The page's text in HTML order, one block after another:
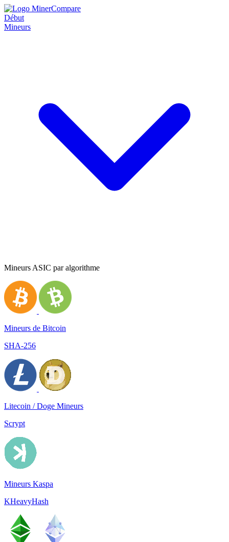
Début
Mineurs
Mineurs ASIC par algorithme
Mineurs de Bitcoin
SHA-256
Litecoin / Doge Mineurs
Scrypt
Mineurs Kaspa
KHeavyHash